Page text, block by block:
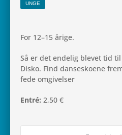
UNGE
For 12–15 årige.
Så er det ende­lig blevet tid
Disko. Find dan­sesko­ene
fede omgivelser
Entré: 2,50 €